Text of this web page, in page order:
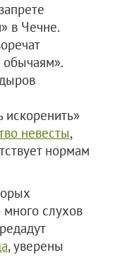
в Чечне.
искоренить»
невесты,
нормам
слухов
, уверены